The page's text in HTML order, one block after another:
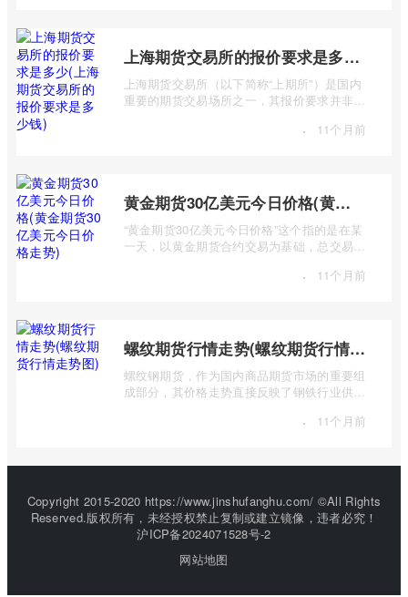
上海期货交易所的报价要求是多少(上海期货交易所的报价要求是多少钱)
上海期货交易所（以下简称“上期所”）是国内
重要的期货交易场所之一，其报价要求并非一
· 11个月前
黄金期货30亿美元今日价格(黄金期货30亿美元今日价格走势)
“黄金期货30亿美元今日价格”这个指的是在某
一天，以黄金期货合约交易为基础，总交易价
· 11个月前
螺纹期货行情走势(螺纹期货行情走势图)
螺纹钢期货，作为国内商品期货市场的重要组
成部分，其价格走势直接反映了钢铁行业供需
· 11个月前
Copyright 2015-2020 https://www.jinshufanghu.com/ ©All Rights
Reserved.版权所有，未经授权禁止复制或建立镜像，违者必究！
沪ICP备2024071528号-2
网站地图